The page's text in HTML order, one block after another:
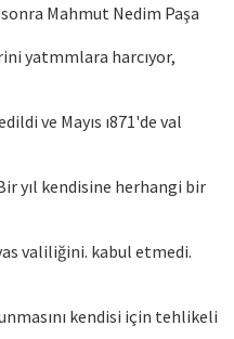
Mahmut Nedim Paşa
yatmmlara harcıyor,
ve Mayıs ı871'de val
yıl kendisine herhangi bir
valiliğini. kabul etmedi.
kendisi için tehlikeli